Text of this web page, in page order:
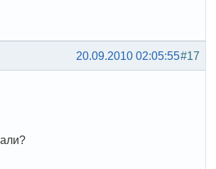
#17
20.09.2010 02:05:55